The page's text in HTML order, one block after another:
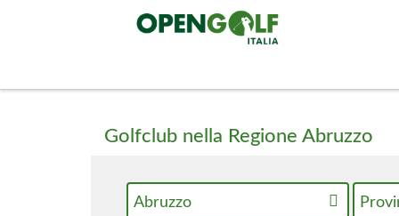
Golfclub nella Regione Abruzzo
Abruzzo